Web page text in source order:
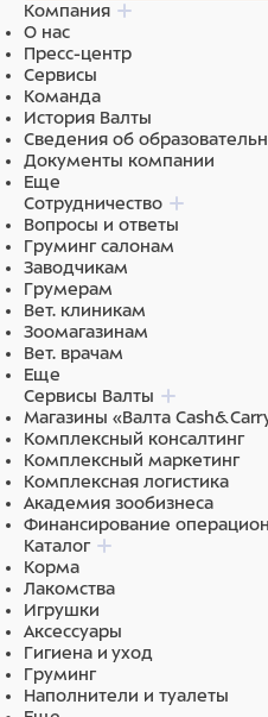
Компания
О нас
Пресс-центр
Сервисы
Команда
История Валты
Сведения об
Документы компании
Еще
Сотрудничество
Вопросы и ответы
Груминг салонам
Заводчикам
Грумерам
Вет. клиникам
Зоомагазинам
Вет. врачам
Еще
Сервисы Валты
Магазины «Валта
Комплексный консалтинг
Комплексный маркетинг
Комплексная логистика
Академия зообизнеса
Финансирование
Каталог
Корма
Лакомства
Игрушки
Аксессуары
Гигиена и уход
Груминг
Наполнители и туалеты